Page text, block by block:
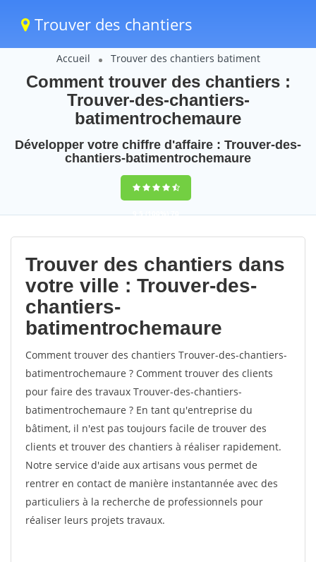
Trouver des chantiers
Accueil Trouver des chantiers batiment
Comment trouver des chantiers :
Trouver-des-chantiers-
batimentrochemaure
Développer votre chiffre d'affaire : Trouver-des-
chantiers-batimentrochemaure
9,5(100%)70
votes
Trouver des chantiers dans
votre ville : Trouver-des-
chantiers-
batimentrochemaure
Comment trouver des chantiers Trouver-des-chantiers-
batimentrochemaure ? Comment trouver des clients
pour faire des travaux Trouver-des-chantiers-
batimentrochemaure ? En tant qu'entreprise du
bâtiment, il n'est pas toujours facile de trouver des
clients et trouver des chantiers à réaliser rapidement.
Notre service d'aide aux artisans vous permet de
rentrer en contact de manière instantannée avec des
particuliers à la recherche de professionnels pour
réaliser leurs projets travaux.